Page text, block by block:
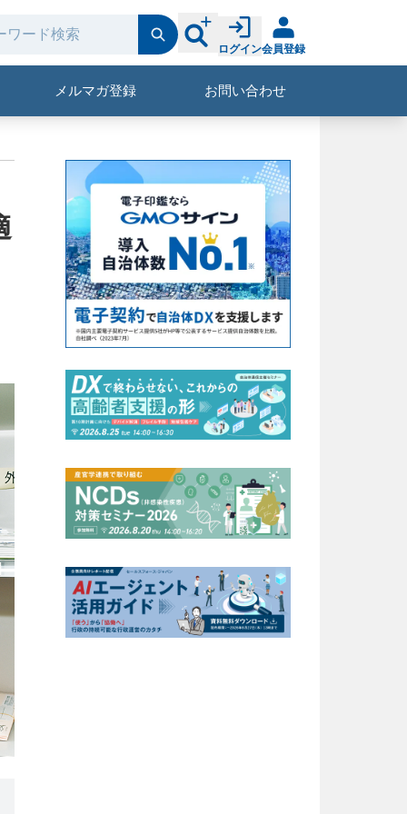
ログイン会員登録
メルマガ登録 お問い合わせ